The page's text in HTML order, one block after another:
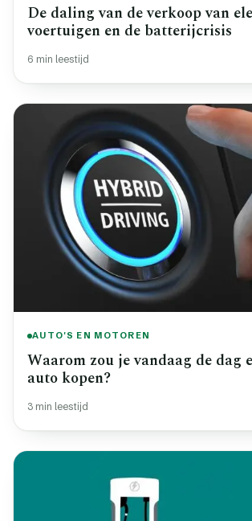
De daling van de verkoop van
voertuigen en de batterijcrisis
6 min leestijd
AUTO'S EN MOTOREN
Waarom zou je vandaag de dag
auto kopen?
3 min leestijd